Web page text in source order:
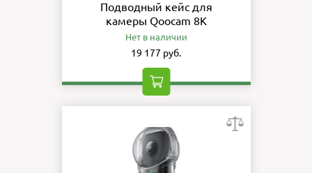
Подводный кейс для
камеры Qoocam 8K
Нет в наличии
19 177 руб.